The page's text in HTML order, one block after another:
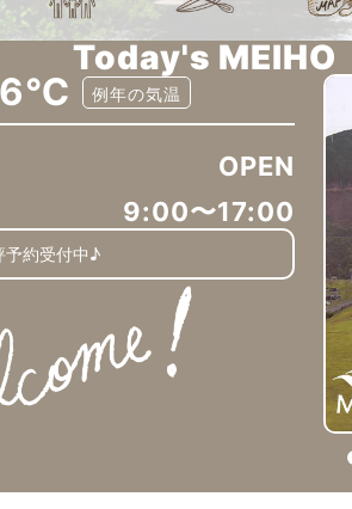
Today's MEIHO
例年の気温
OPEN
9:00〜17:00
予約受付中♪